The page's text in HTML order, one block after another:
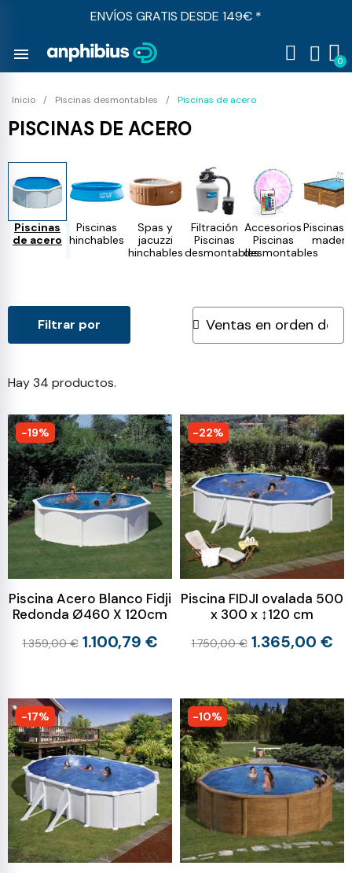
ENVÍOS GRATIS DESDE 149€ *
menu
Inicio Piscinas desmontables Piscinas de acero
PISCINAS DE ACERO
Piscinas
de acero
Piscinas
hinchables
Spas y
jacuzzi
hinchables
Filtración
Piscinas
desmontables
Accesorios
Piscinas
desmontables
Piscinas
madera
Hay 34 productos.
Filtrar por
-19%
Piscina Acero Blanco Fidji
Redonda Ø460 X 120cm
1.359,00 € 1.100,79 €
-22%
Piscina FIDJI ovalada 500
x 300 x ↕120 cm
1.750,00 € 1.365,00 €
-17% -10%